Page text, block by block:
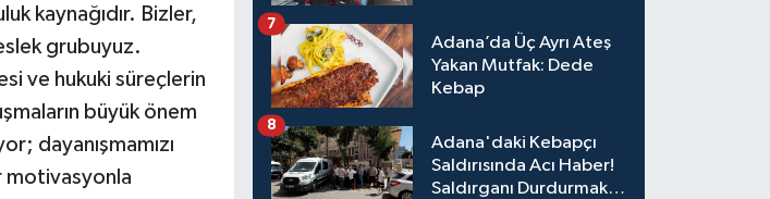
kaynağıdır. Bizler,
grubuyuz.
ve hukuki süreçlerin
büyük önem
dayanışmamızı
motivasyonla
Adana’da Üç Ayrı Ateş
Yakan Mutfak: Dede
Kebap
7
Adana'daki Kebapçı
Saldırısında Acı Haber!
Saldırganı Durdurmak
8